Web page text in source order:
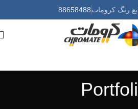
رنگ کرومات88658488